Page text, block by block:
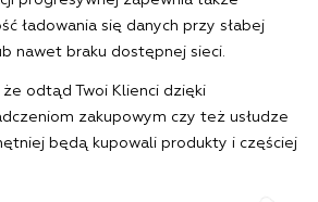
ładowania się danych przy słabej
nawet braku dostępnej sieci.
odtąd Twoi Klienci dzięki
zakupowym czy też usłudze
będą kupowali produkty i częściej